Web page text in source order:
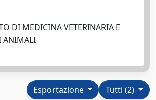
DI MEDICINA VETERINARIA E
ANIMALI
Tutti (2)
Esportazione